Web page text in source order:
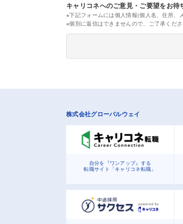
キャリコネへのご意見・ご要望をお待
※下記フォームには個人情報(個人名、住所、
※個別に返信はできませんので、ご了承くださ
株式会社グローバルウェイ
自分を『ワンアップ』する
転職サイト「キャリコネ転職」